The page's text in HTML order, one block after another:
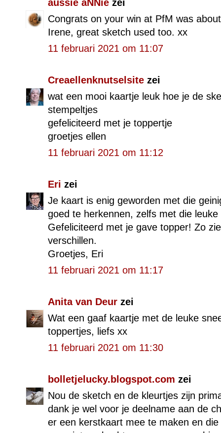
aussie aNNie zei
Congrats on your win at PfM was
Irene, great sketch used too. xx
11 februari 2021 om 11:07
Creaellenknutselsite zei
wat een mooi kaartje leuk hoe je de
stempeltjes
gefeliciteerd met je toppertje
groetjes ellen
11 februari 2021 om 11:12
Eri zei
Je kaart is enig geworden met die
goed te herkennen, zelfs met die
Gefeliciteerd met je gave topper! Zo
verschillen.
Groetjes, Eri
11 februari 2021 om 11:17
Anita van Deur zei
Wat een gaaf kaartje met de leuke
toppertjes, liefs xx
11 februari 2021 om 11:30
bolletjelucky.blogspot.com zei
Nou de sketch en de kleurtjes zijn
dank je wel voor je deelname aan de
er een kerstkaart mee te maken en